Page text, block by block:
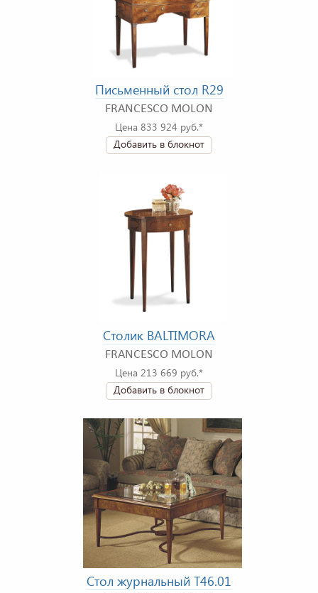
Письменный стол R29
FRANCESCO MOLON
Цена 833 924 руб.*
Добавить в блокнот
Столик BALTIMORA
FRANCESCO MOLON
Цена 213 669 руб.*
Добавить в блокнот
Стол журнальный T46.01